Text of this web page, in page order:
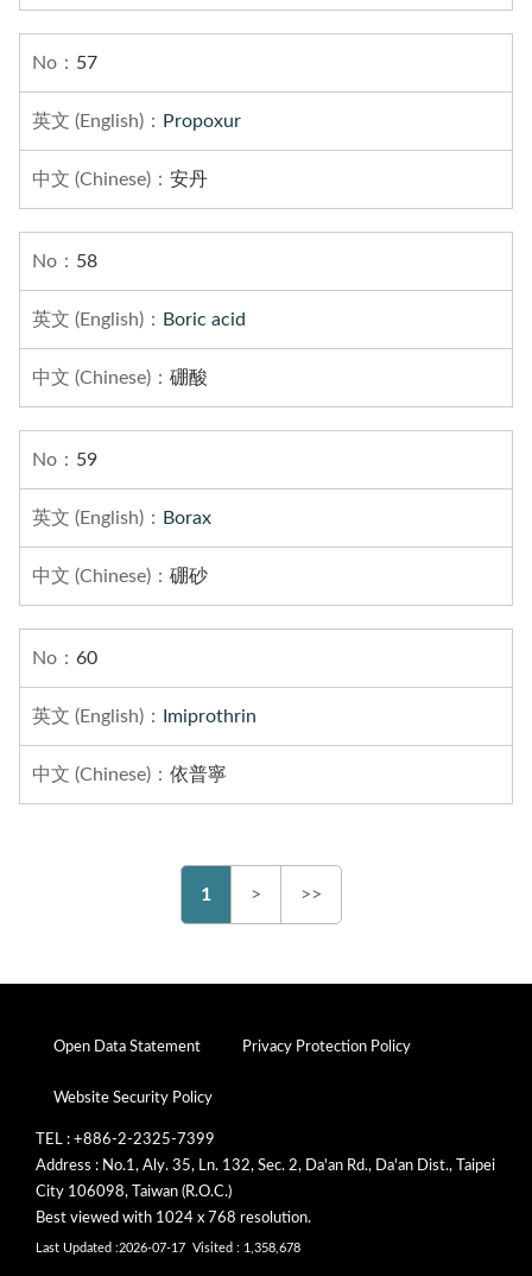
57
Propoxur
安丹
58
Boric acid
硼酸
59
Borax
硼砂
60
Imiprothrin
依普寧
1 > >>
Open Data Statement Privacy Protection Policy
Website Security Policy
TEL : +886-2-2325-7399
Address : No.1, Aly. 35, Ln. 132, Sec. 2, Da'an Rd., Da'an Dist., Taipei
City 106098, Taiwan (R.O.C.)
Best viewed with 1024 x 768 resolution.
Last Updated :2026-07-17 Visited : 1,358,678